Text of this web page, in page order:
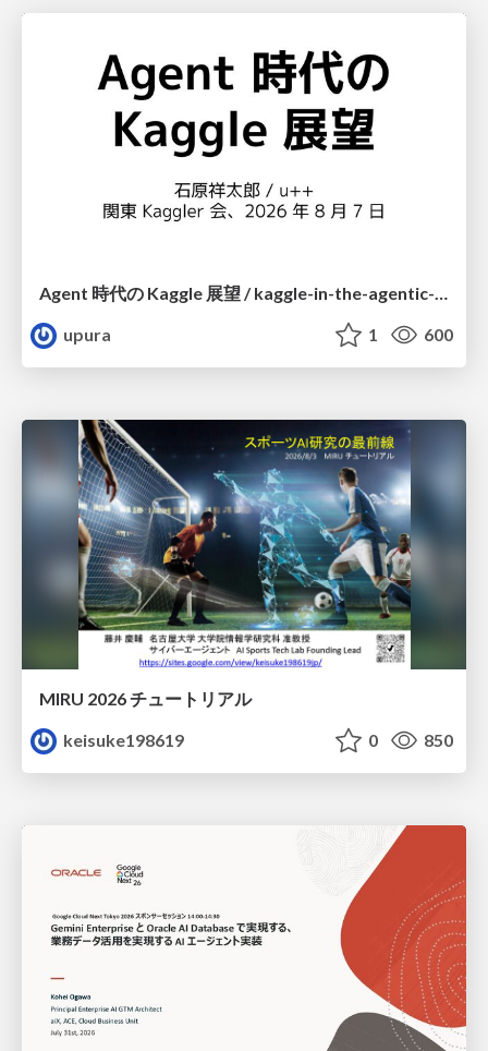
Agent 時代の Kaggle 展望 / kaggle-in-the-agentic-era
upura
1 600
MIRU 2026 チュートリアル
keisuke198619
0 850